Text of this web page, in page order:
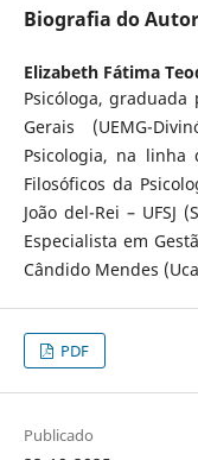
Biografia do Autor
Elizabeth Fátima
Psicóloga, graduada
Gerais (UEMG-
Psicologia, na linha
Filosóficos da
João del-Rei – UFSJ
Especialista em
Cândido Mendes
PDF
Publicado